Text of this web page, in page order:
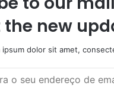
the new
ipsum dolor sit amet,